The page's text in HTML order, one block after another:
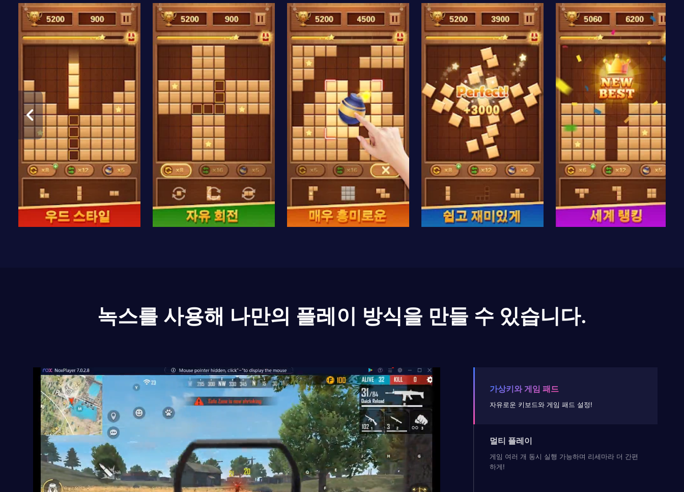
녹스를 사용해 나만의 플레이 방식을 만들 수 있습니다.
가상키와 게임 패드
자유로운 키보드와 게임 패드 설정!
멀티 플레이
게임 여러 개 동시 실행 가능하며 리세마라 더 간편
하게!